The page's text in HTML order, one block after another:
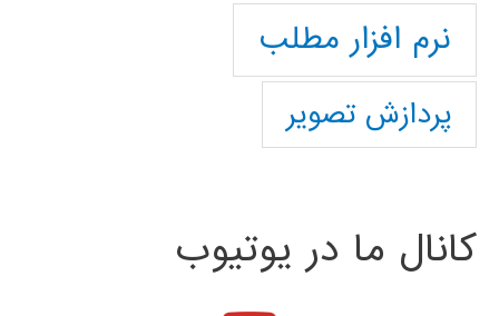
نرم افزار مطلب
پردازش تصویر
کانال ما در یوتیوب